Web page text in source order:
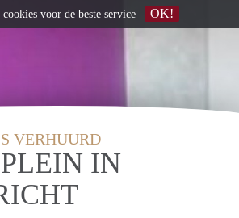
VERHUURD
IN
cookies voor de beste service OK!